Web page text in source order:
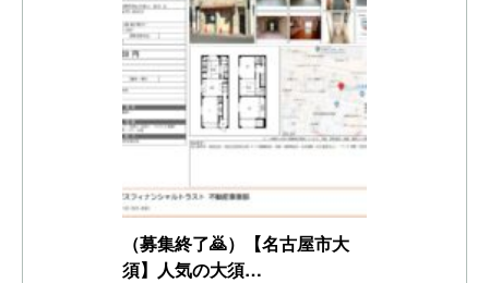
（募集終了🙇）【名古屋市大
須】人気の大須…